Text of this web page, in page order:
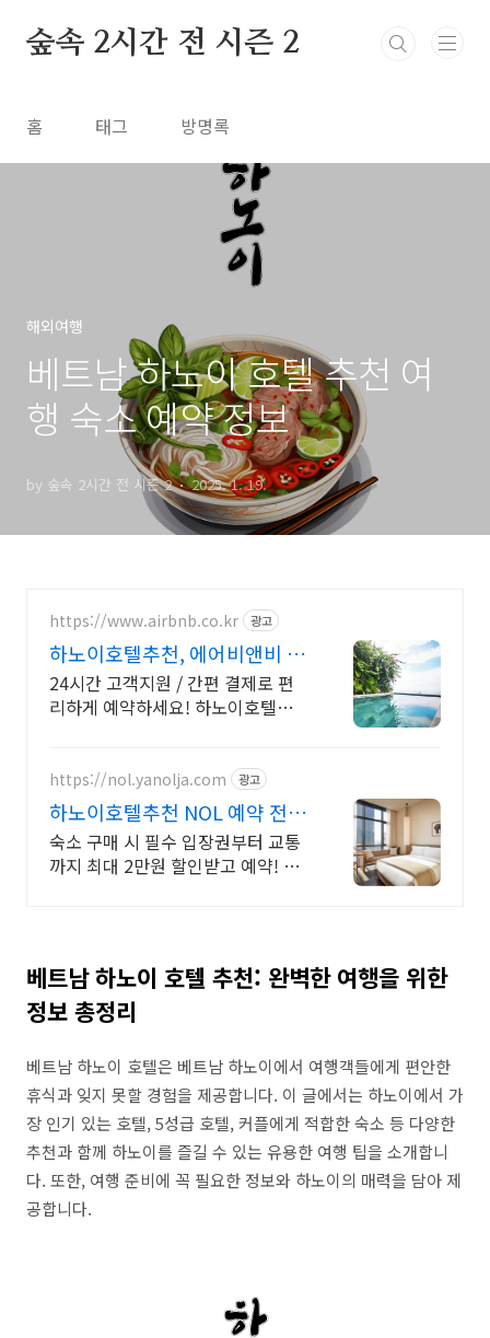
숲속 2시간 전 시즌 2
홈 태그 방명록
해외여행
베트남 하노이 호텔 추천 여
행 숙소 예약 정보
by 숲속 2시간 전 시즌 2 2025. 1. 19.
https://www.airbnb.co.kr 광고
하노이호텔추천, 에어비앤비 하
노이에서 살아보기
24시간 고객지원 / 간편 결제로 편
리하게 예약하세요! 하노이호텔추
하세요.
https://nol.yanolja.com 광고
하노이호텔추천 NOL 예약 전세
계 인기숙소 특가모음
숙소 구매 시 필수 입장권부터 교통
까지 최대 2만원 할인받고 예약! 하
베트남 하노이 호텔 추천: 완벽한 여행을 위한
정보 총정리
베트남 하노이 호텔은 베트남 하노이에서 여행객들에게 편안한
휴식과 잊지 못할 경험을 제공합니다. 이 글에서는 하노이에서 가
장 인기 있는 호텔, 5성급 호텔, 커플에게 적합한 숙소 등 다양한
추천과 함께 하노이를 즐길 수 있는 유용한 여행 팁을 소개합니
다. 또한, 여행 준비에 꼭 필요한 정보와 하노이의 매력을 담아 제
공합니다.